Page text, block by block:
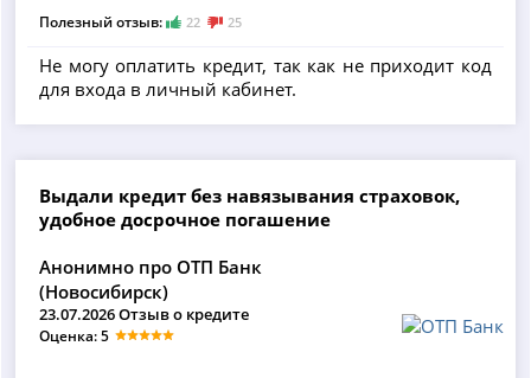
Полезный отзыв: 22 25
Не могу оплатить кредит, так как не приходит код
для входа в личный кабинет.
Выдали кредит без навязывания страховок,
удобное досрочное погашение
Анонимно про ОТП Банк
(Новосибирск)
23.07.2026 Отзыв о кредите
Оценка: 5